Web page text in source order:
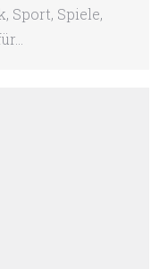
Sport, Spiele,